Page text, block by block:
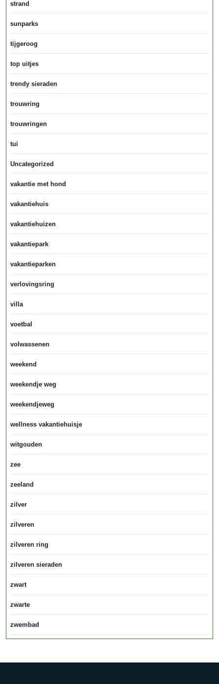
strand
sunparks
tijgeroog
top uitjes
trendy sieraden
trouwring
trouwringen
tui
Uncategorized
vakantie met hond
vakantiehuis
vakantiehuizen
vakantiepark
vakantieparken
verlovingsring
villa
voetbal
volwassenen
weekend
weekendje weg
weekendjeweg
wellness vakantiehuisje
witgouden
zee
zeeland
zilver
zilveren
zilveren ring
zilveren sieraden
zwart
zwarte
zwembad